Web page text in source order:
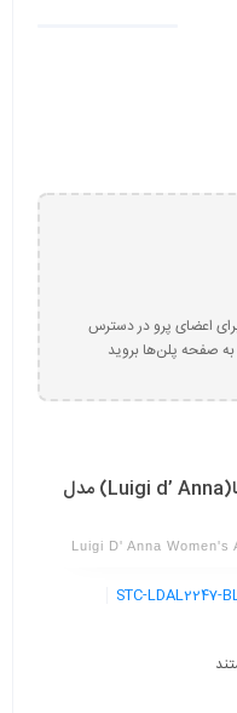
اعضای پرو در دسترس
صفحه پلن‌ها بروید
ساعت مچی زنانه عقربه‌ای لوجی دی انا(Luigi d’ Anna) مدل
Luigi D' Anna Women's
STC-LDAL2247-